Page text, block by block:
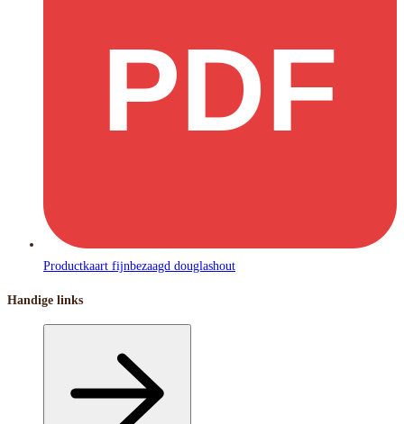
PDF
Productkaart fijnbezaagd douglashout
Handige links